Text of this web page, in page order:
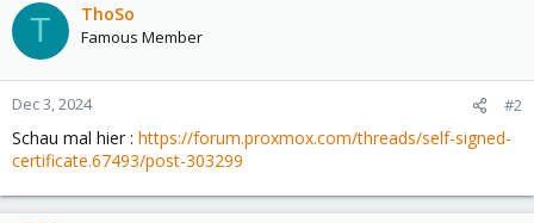
T ThoSo
Famous Member
Dec 3, 2024 #2
Schau mal hier : https://forum.proxmox.com/threads/self-signed-
certificate.67493/post-303299